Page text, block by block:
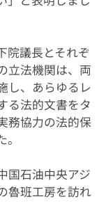
院議長とそれぞ
立法機関は、両
し、あらゆるレ
る法的文書をタ
務協力の法的保
国石油中央アジ
魯班工房を訪れ